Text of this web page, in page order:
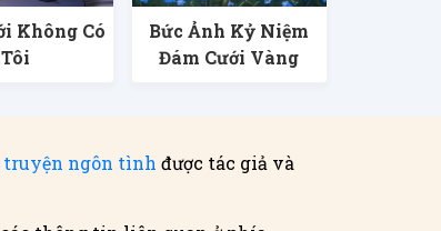
Không Có
Tôi
Bức Ảnh Kỷ Niệm
Đám Cưới Vàng
truyện ngôn tình được tác giả và